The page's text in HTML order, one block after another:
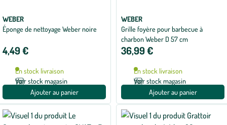
WEBER
Éponge de nettoyage Weber noire
4,49 €
En stock livraison
Voir stock magasin
Ajouter au panier
WEBER
Grille foyère pour barbecue à
charbon Weber D 57 cm
36,99 €
En stock livraison
Voir stock magasin
Ajouter au panier